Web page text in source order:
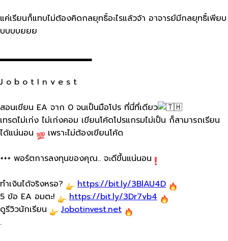
แค่เรียนก็แทบไม่ต้องคิดกลยุทธิ์อะไรแล้วจ้า อาจารย์มีกลยุทธิ์เพียบ
บบบบยยย
▂▂▂▂▂▂▂▂▂▂▂▂▂▂▂
J o b o t I n v e s t
สอนเขียน EA จาก 0 จนเป็นมือโปร ที่นี่ที่เดียว
เทรดไม่เก่ง ไม่เก่งคอม เขียนโค้ดโปรแกรมไม่เป็น ก็สามารถเรียน
ได้แน่นอน
เพราะไม่ต้องเขียนโค้ด
+++ พอร์ตการลงทุน​ของคุณ.. จะดีขึ้นแน่นอน
ทำเงินได้จริงหรอ?
https://bit.ly/3BlAU4D
5 ข้อ EA อมตะ!
https://bit.ly/3Dr7vb4
ดูรีวิวนักเรียน
Jobotinvest.net
.